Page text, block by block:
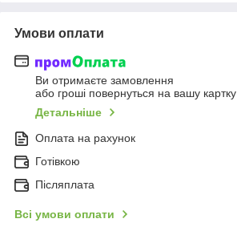
Умови оплати
Ви отримаєте замовлення
або гроші повернуться на вашу картку
Детальніше
Оплата на рахунок
Готівкою
Післяплата
Всі умови оплати